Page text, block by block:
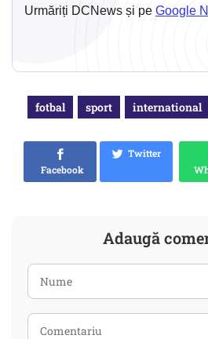
Urmăriți DCNews și pe Google
fotbal sport international
Facebook
Twitter
Adaugă